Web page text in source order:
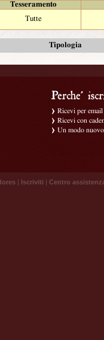
Tesseramento
Tutte
Tipologia
Ricevi per
Ricevi con
Un modo
| Iscriviti | Centro